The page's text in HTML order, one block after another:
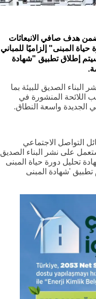
ضمن هدف صافي الانبعاثات
"شهادة تحليل دورة حياة المبنى" إلزاميًا للمباني
إلى ذلك، سيتم إطلاق تطبيق "شهادة
البناء الصديق للبيئة بما
صافي انبعاثات صفرية بحلول عام 2053. بموجب اللائحة المنشورة في
الجديدة واسعة النطاق.
التواصل الاجتماعي
على نشر البناء الصديق
وشهادة تحليل دورة حياة المبنى
فما فوق. ونقدم تطبيق 'شهادة المبنى